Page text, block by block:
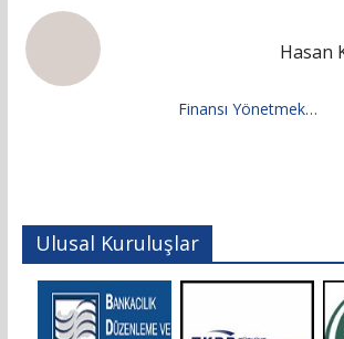
Hasan
Finansı Yönetmek…
Ulusal Kuruluşlar